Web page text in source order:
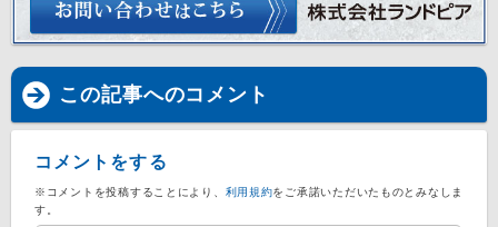
この記事へのコメント
コメントをする
※コメントを投稿することにより、 利用規約をご承諾いただいたものとみなしま
す。